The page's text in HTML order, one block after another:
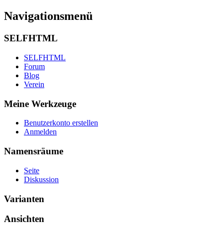
Navigationsmenü
SELFHTML
SELFHTML
Forum
Blog
Verein
Meine Werkzeuge
Benutzerkonto erstellen
Anmelden
Namensräume
Seite
Diskussion
Varianten
Ansichten